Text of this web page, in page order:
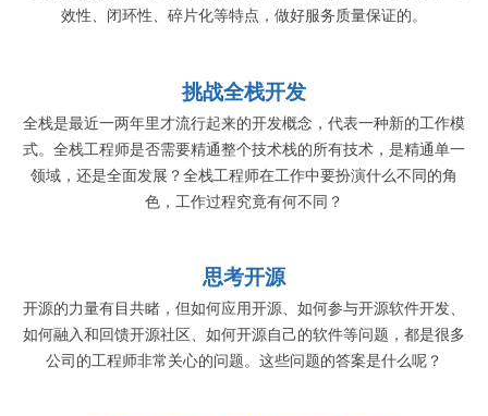
效性、闭环性、碎片化等特点，做好服务质量保证的。
挑战全栈开发
全栈是最近一两年里才流行起来的开发概念，代表一种新的工作模
式。全栈工程师是否需要精通整个技术栈的所有技术，是精通单一
领域，还是全面发展？全栈工程师在工作中要扮演什么不同的角
色，工作过程究竟有何不同？
思考开源
开源的力量有目共睹，但如何应用开源、如何参与开源软件开发、
如何融入和回馈开源社区、如何开源自己的软件等问题，都是很多
公司的工程师非常关心的问题。这些问题的答案是什么呢？